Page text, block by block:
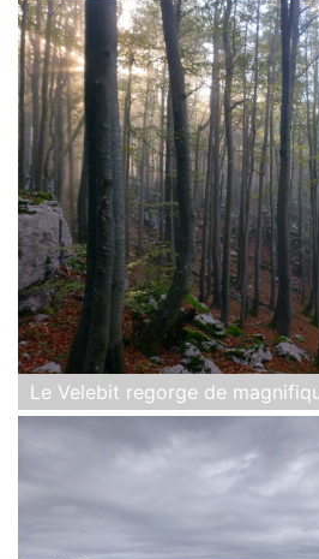
Le Velebit regorge de